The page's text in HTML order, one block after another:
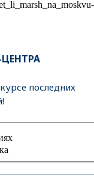
последних